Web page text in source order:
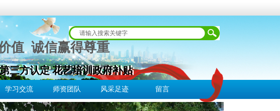
学习交流 师资团队 风采足迹 留言
值 诚信赢得尊重
三方认定 花艺培训政府补贴
三方认定 花艺培训政府补贴